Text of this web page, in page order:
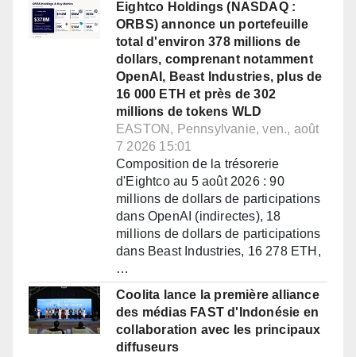
Eightco Holdings (NASDAQ :
ORBS) annonce un portefeuille
total d'environ 378 millions de
dollars, comprenant notamment
OpenAI, Beast Industries, plus de
16 000 ETH et près de 302
millions de tokens WLD
EASTON, Pennsylvanie, ven., août
7 2026 15:01
Composition de la trésorerie
d'Eightco au 5 août 2026 : 90
millions de dollars de participations
dans OpenAI (indirectes), 18
millions de dollars de participations
dans Beast Industries, 16 278 ETH,
…
Coolita lance la première alliance
des médias FAST d'Indonésie en
collaboration avec les principaux
diffuseurs